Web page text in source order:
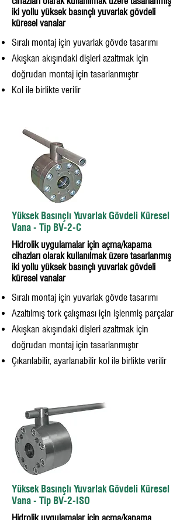
iki yollu yüksek basınçlı yuvarlak gövdeli
küresel vanalar
Sıralı montaj için yuvarlak gövde tasarımı
Akışkan akışındaki dişleri azaltmak için
doğrudan montaj için tasarlanmıştır
Kol ile birlikte verilir
Yüksek Basınçlı Yuvarlak Gövdeli Küresel
Vana - Tip BV-2-C
Hidrolik uygulamalar için açma/kapama
cihazları olarak kullanılmak üzere tasarlanmış
iki yollu yüksek basınçlı yuvarlak gövdeli
küresel vanalar
Sıralı montaj için yuvarlak gövde tasarımı
Azaltılmış tork çalışması için işlenmiş parçalar
Akışkan akışındaki dişleri azaltmak için
doğrudan montaj için tasarlanmıştır
Çıkarılabilir, ayarlanabilir kol ile birlikte verilir
Yüksek Basınçlı Yuvarlak Gövdeli Küresel
Vana - Tip BV-2-ISO